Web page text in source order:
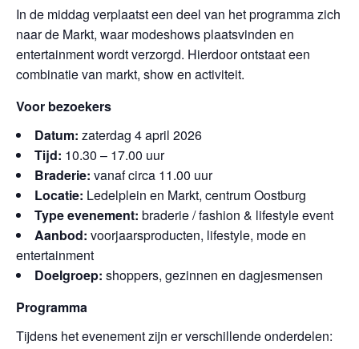
In de middag verplaatst een deel van het programma zich
naar de Markt, waar modeshows plaatsvinden en
entertainment wordt verzorgd. Hierdoor ontstaat een
combinatie van markt, show en activiteit.
Voor bezoekers
Datum: zaterdag 4 april 2026
Tijd: 10.30 – 17.00 uur
Braderie: vanaf circa 11.00 uur
Locatie: Ledelplein en Markt, centrum Oostburg
Type evenement: braderie / fashion & lifestyle event
Aanbod: voorjaarsproducten, lifestyle, mode en
entertainment
Doelgroep: shoppers, gezinnen en dagjesmensen
Programma
Tijdens het evenement zijn er verschillende onderdelen: